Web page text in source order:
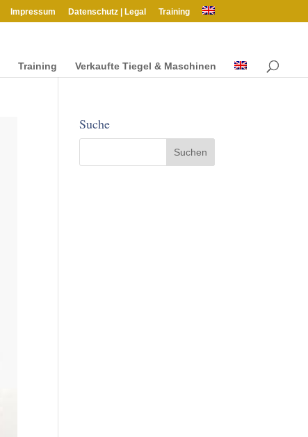
Impres­sum Daten­schutz | Legal Train­ing
Train­ing Verkaufte Tiegel & Maschinen
Suche